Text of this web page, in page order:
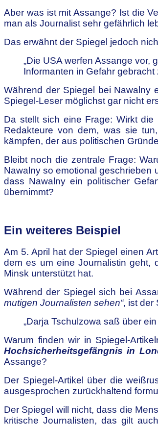
Aber was ist mit Assange? Ist die
man als Journalist sehr gefährlich
Das erwähnt der Spiegel jedoch
„Die USA werfen Assange vor,
Informanten in Gefahr
Während der Spiegel bei Nawalny
Spiegel-Leser möglichst gar nicht
Da stellt sich eine Frage: Wirkt
Redakteure von dem, was sie
kämpfen, der aus politischen
Bleibt noch die zentrale Frage:
Nawalny so emotional geschrieben
dass Nawalny ein politischer
übernimmt?
Ein weiteres Beispiel
Am 5. April hat der Spiegel einen
dem es um eine Journalistin geht,
Minsk unterstützt hat.
Während der Spiegel sich bei
mutigen Journalisten sehen“, ist der
„Darja Tschulzowa saß über
Warum finden wir in Spiegel-
Hochsicherheitsgefängnis in
Assange?
Der Spiegel-Artikel über die
ausgesprochen zurückhaltend
Der Spiegel will nicht, dass die
kritische Journalisten, das gilt